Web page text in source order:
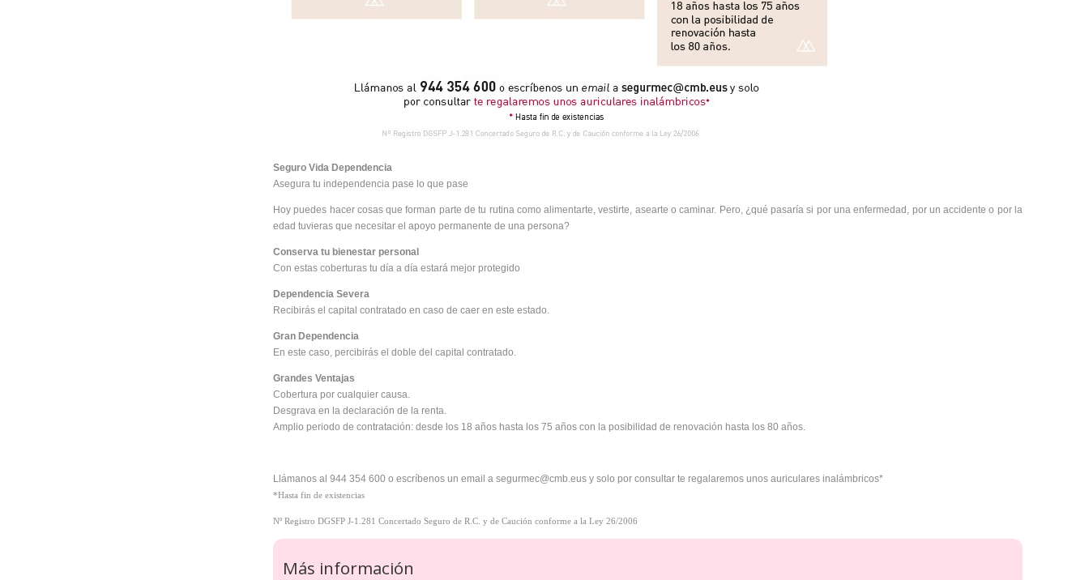
Seguro Vida Dependencia
Asegura tu independencia pase lo que pase
Hoy puedes hacer cosas que forman parte de tu rutina como alimentarte, vestirte, asearte o caminar. Pero, ¿qué pasaría si por una enfermedad, por un accidente o por la
edad tuvieras que necesitar el apoyo permanente de una persona?
Conserva tu bienestar personal
Con estas coberturas tu día a día estará mejor protegido
Dependencia Severa
Recibirás el capital contratado en caso de caer en este estado.
Gran Dependencia
En este caso, percibirás el doble del capital contratado.
Grandes Ventajas
Cobertura por cualquier causa.
Desgrava en la declaración de la renta.
Amplio periodo de contratación: desde los 18 años hasta los 75 años con la posibilidad de renovación hasta los 80 años.
Llámanos al 944 354 600 o escríbenos un email a segurmec@cmb.eus y solo por consultar te regalaremos unos auriculares inalámbricos*
*Hasta fin de existencias
Nº Registro DGSFP J-1.281 Concertado Seguro de R.C. y de Caución conforme a la Ley 26/2006
Más información